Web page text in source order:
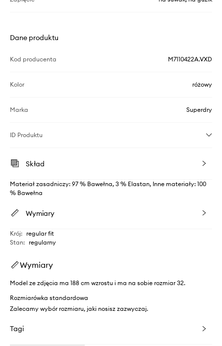
Dane produktu
Kod producenta M7110422A.VXD
Kolor różowy
Marka Superdry
ID Produktu
Skład
Materiał zasadniczy: 97 % Bawełna, 3 % Elastan, Inne materiały: 100
% Bawełna
Wymiary
Krój: regular fit
Stan: regularny
Wymiary
Model ze zdjęcia ma 188 cm wzrostu i ma na sobie rozmiar 32.
Rozmiarówka standardowa
Zalecamy wybór rozmiaru, jaki nosisz zazwyczaj.
Tagi